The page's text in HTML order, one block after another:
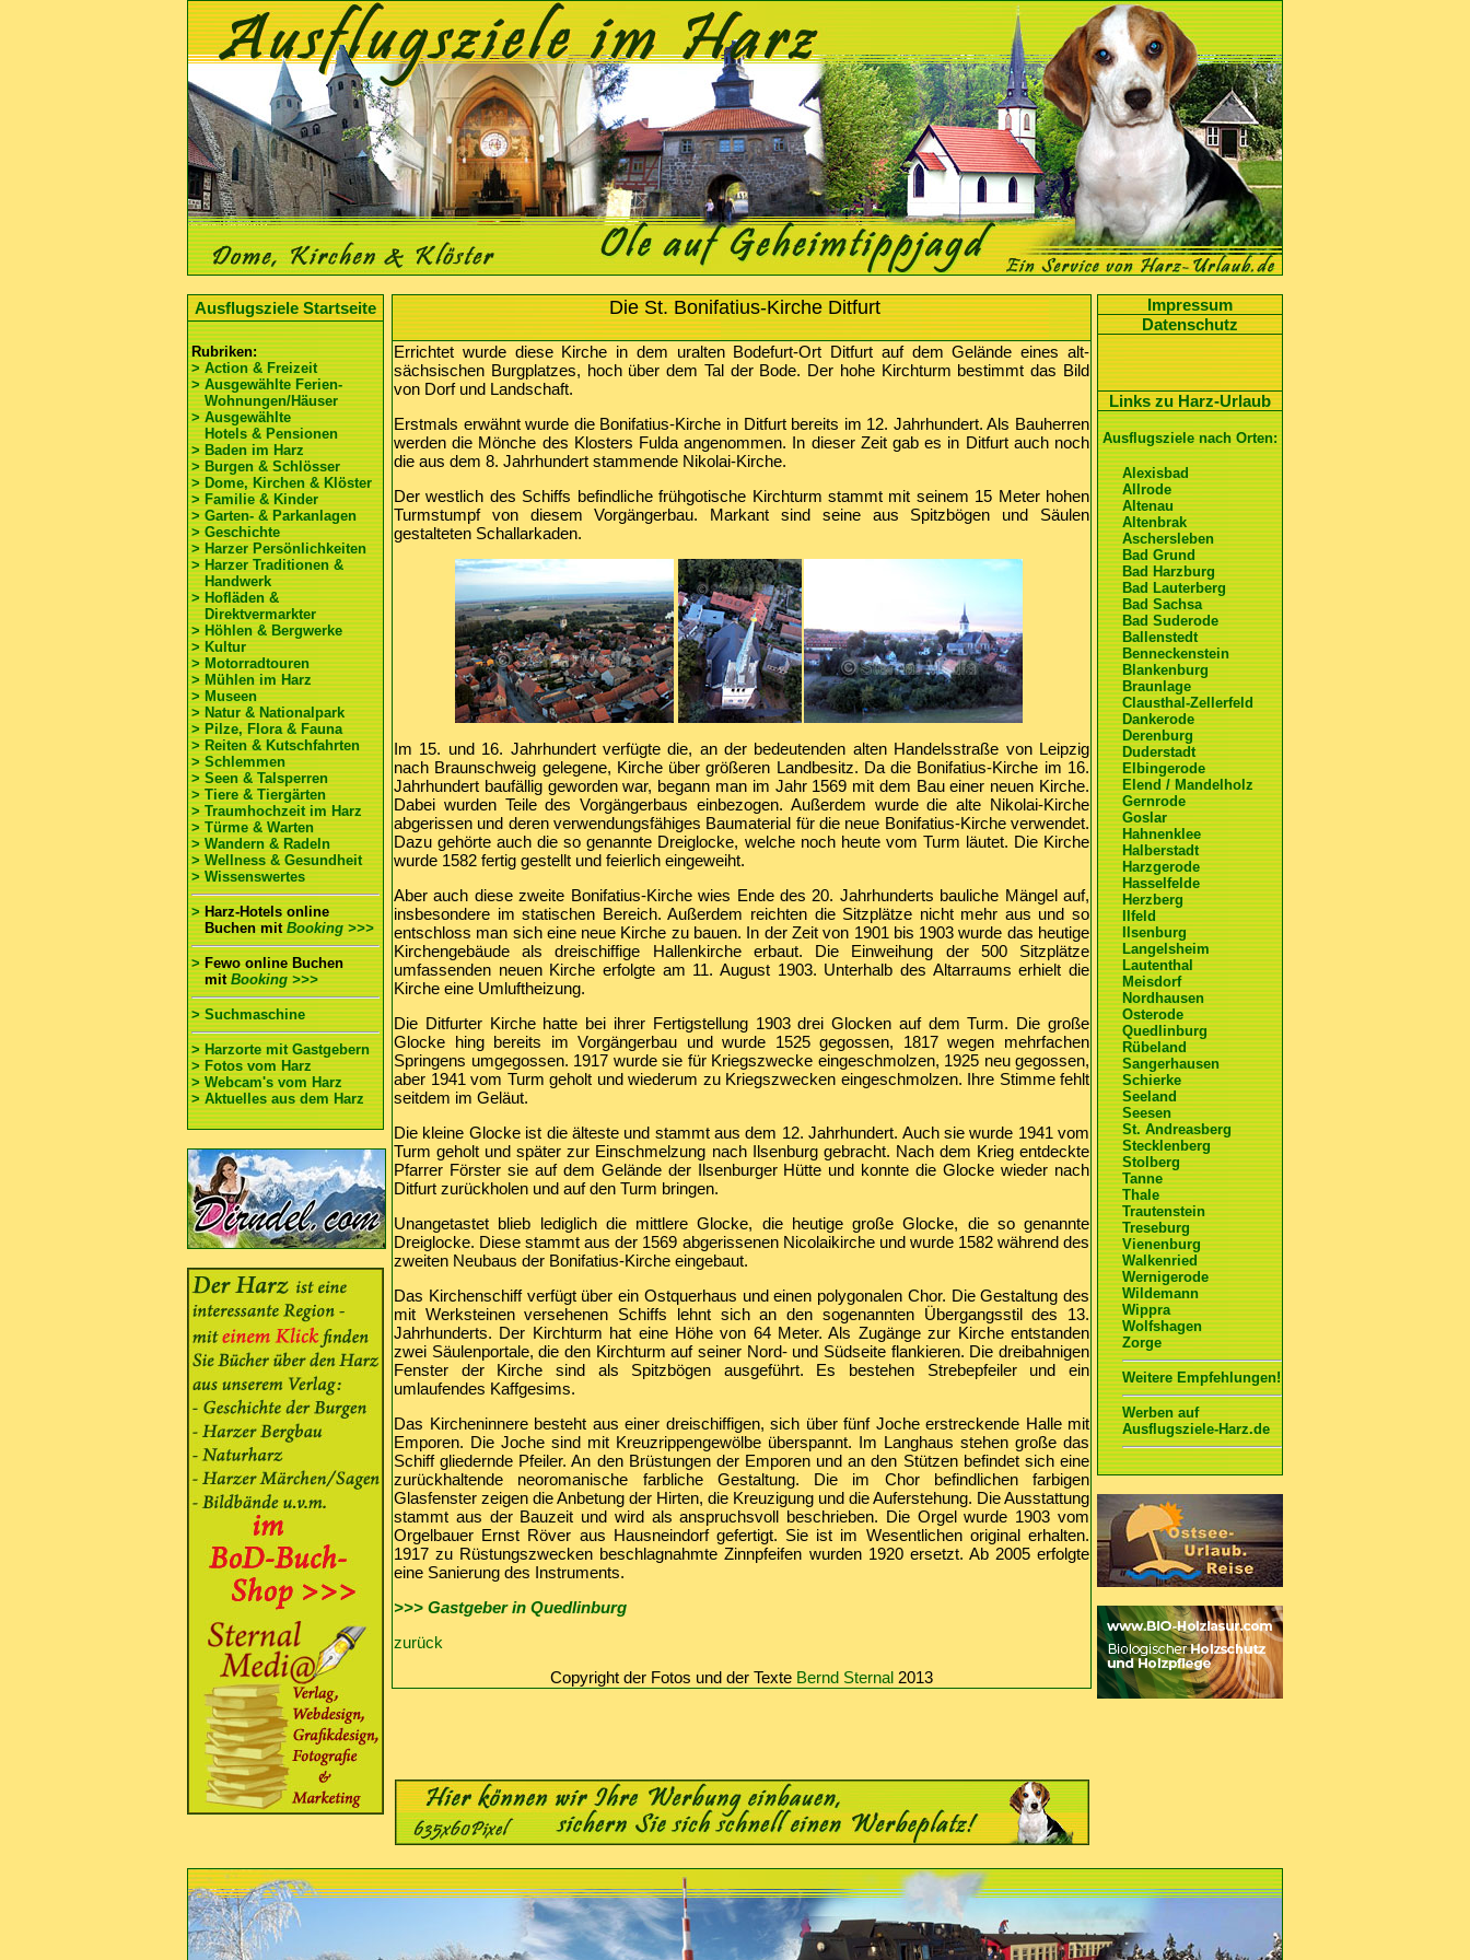
Ausflugsziele Startseite
Rubriken:
> Action & Freizeit
> Ausgewählte Ferien-
Wohnungen/Häuser
> Ausgewählte
Hotels & Pensionen
> Baden im Harz
> Burgen & Schlösser
> Dome, Kirchen & Klöster
> Familie & Kinder
> Garten- & Parkanlagen
> Geschichte
> Harzer Persönlichkeiten
> Harzer Traditionen &
Handwerk
> Hofläden &
Direktvermarkter
> Höhlen & Bergwerke
> Kultur
> Motorradtouren
> Mühlen im Harz
> Museen
> Natur & Nationalpark
> Pilze, Flora & Fauna
> Reiten & Kutschfahrten
> Schlemmen
> Seen & Talsperren
> Tiere & Tiergärten
> Traumhochzeit im Harz
> Türme & Warten
> Wandern & Radeln
> Wellness & Gesundheit
> Wissenswertes
>Harz-Hotels online
Buchen mit Booking >>>
>Fewo online Buchen
mitBooking >>>
> Suchmaschine
> Harzorte mit Gastgebern
> Fotos vom Harz
> Webcam's vom Harz
> Aktuelles aus dem Harz
Die St. Bonifatius-Kirche Ditfurt
Errichtet wurde diese Kirche in dem uralten Bodefurt-Ort Ditfurt auf dem Gelände eines alt-
sächsischen Burgplatzes, hoch über dem Tal der Bode. Der hohe Kirchturm bestimmt das Bild
von Dorf und Landschaft.
Erstmals erwähnt wurde die Bonifatius-Kirche in Ditfurt bereits im 12. Jahrhundert. Als Bauherren
werden die Mönche des Klosters Fulda angenommen. In dieser Zeit gab es in Ditfurt auch noch
die aus dem 8. Jahrhundert stammende Nikolai-Kirche.
Der westlich des Schiffs befindliche frühgotische Kirchturm stammt mit seinem 15 Meter hohen
Turmstumpf von diesem Vorgängerbau. Markant sind seine aus Spitzbögen und Säulen
gestalteten Schallarkaden.
Im 15. und 16. Jahrhundert verfügte die, an der bedeutenden alten Handelsstraße von Leipzig
nach Braunschweig gelegene, Kirche über größeren Landbesitz. Da die Bonifatius-Kirche im 16.
Jahrhundert baufällig geworden war, begann man im Jahr 1569 mit dem Bau einer neuen Kirche.
Dabei wurden Teile des Vorgängerbaus einbezogen. Außerdem wurde die alte Nikolai-Kirche
abgerissen und deren verwendungsfähiges Baumaterial für die neue Bonifatius-Kirche verwendet.
Dazu gehörte auch die so genannte Dreiglocke, welche noch heute vom Turm läutet. Die Kirche
wurde 1582 fertig gestellt und feierlich eingeweiht.
Aber auch diese zweite Bonifatius-Kirche wies Ende des 20. Jahrhunderts bauliche Mängel auf,
insbesondere im statischen Bereich. Außerdem reichten die Sitzplätze nicht mehr aus und so
entschloss man sich eine neue Kirche zu bauen. In der Zeit von 1901 bis 1903 wurde das heutige
Kirchengebäude als dreischiffige Hallenkirche erbaut. Die Einweihung der 500 Sitzplätze
umfassenden neuen Kirche erfolgte am 11. August 1903. Unterhalb des Altarraums erhielt die
Kirche eine Umluftheizung.
Die Ditfurter Kirche hatte bei ihrer Fertigstellung 1903 drei Glocken auf dem Turm. Die große
Glocke hing bereits im Vorgängerbau und wurde 1525 gegossen, 1817 wegen mehrfachen
Springens umgegossen. 1917 wurde sie für Kriegszwecke eingeschmolzen, 1925 neu gegossen,
aber 1941 vom Turm geholt und wiederum zu Kriegszwecken eingeschmolzen. Ihre Stimme fehlt
seitdem im Geläut.
Die kleine Glocke ist die älteste und stammt aus dem 12. Jahrhundert. Auch sie wurde 1941 vom
Turm geholt und später zur Einschmelzung nach Ilsenburg gebracht. Nach dem Krieg entdeckte
Pfarrer Förster sie auf dem Gelände der Ilsenburger Hütte und konnte die Glocke wieder nach
Ditfurt zurückholen und auf den Turm bringen.
Unangetastet blieb lediglich die mittlere Glocke, die heutige große Glocke, die so genannte
Dreiglocke. Diese stammt aus der 1569 abgerissenen Nicolaikirche und wurde 1582 während des
zweiten Neubaus der Bonifatius-Kirche eingebaut.
Das Kirchenschiff verfügt über ein Ostquerhaus und einen polygonalen Chor. Die Gestaltung des
mit Werksteinen versehenen Schiffs lehnt sich an den sogenannten Übergangsstil des 13.
Jahrhunderts. Der Kirchturm hat eine Höhe von 64 Meter. Als Zugänge zur Kirche entstanden
zwei Säulenportale, die den Kirchturm auf seiner Nord- und Südseite flankieren. Die dreibahnigen
Fenster der Kirche sind als Spitzbögen ausgeführt. Es bestehen Strebepfeiler und ein
umlaufendes Kaffgesims.
Das Kircheninnere besteht aus einer dreischiffigen, sich über fünf Joche erstreckende Halle mit
Emporen. Die Joche sind mit Kreuzrippengewölbe überspannt. Im Langhaus stehen große das
Schiff gliedernde Pfeiler. An den Brüstungen der Emporen und an den Stützen befindet sich eine
zurückhaltende neoromanische farbliche Gestaltung. Die im Chor befindlichen farbigen
Glasfenster zeigen die Anbetung der Hirten, die Kreuzigung und die Auferstehung. Die Ausstattung
stammt aus der Bauzeit und wird als anspruchsvoll beschrieben. Die Orgel wurde 1903 vom
Orgelbauer Ernst Röver aus Hausneindorf gefertigt. Sie ist im Wesentlichen original erhalten.
1917 zu Rüstungszwecken beschlagnahmte Zinnpfeifen wurden 1920 ersetzt. Ab 2005 erfolgte
eine Sanierung des Instruments.
>>> Gastgeber in Quedlinburg
zurück
Copyright der Fotos und der Texte Bernd Sternal 2013
Impressum
Datenschutz
Links zu Harz-Urlaub
Ausflugsziele nach Orten:
Alexisbad
Allrode
Altenau
Altenbrak
Aschersleben
Bad Grund
Bad Harzburg
Bad Lauterberg
Bad Sachsa
Bad Suderode
Ballenstedt
Benneckenstein
Blankenburg
Braunlage
Clausthal-Zellerfeld
Dankerode
Derenburg
Duderstadt
Elbingerode
Elend / Mandelholz
Gernrode
Goslar
Hahnenklee
Halberstadt
Harzgerode
Hasselfelde
Herzberg
Ilfeld
Ilsenburg
Langelsheim
Lautenthal
Meisdorf
Nordhausen
Osterode
Quedlinburg
Rübeland
Sangerhausen
Schierke
Seeland
Seesen
St. Andreasberg
Stecklenberg
Stolberg
Tanne
Thale
Trautenstein
Treseburg
Vienenburg
Walkenried
Wernigerode
Wildemann
Wippra
Wolfshagen
Zorge
Weitere Empfehlungen!
Werben auf
Ausflugsziele-Harz.de